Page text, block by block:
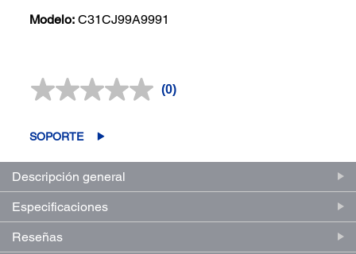
Modelo: C31CJ99A9991
Sin
misma
(0)
SOPORTE
Descripción general
Especificaciones
Reseñas